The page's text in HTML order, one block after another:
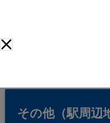
その他（駅周辺